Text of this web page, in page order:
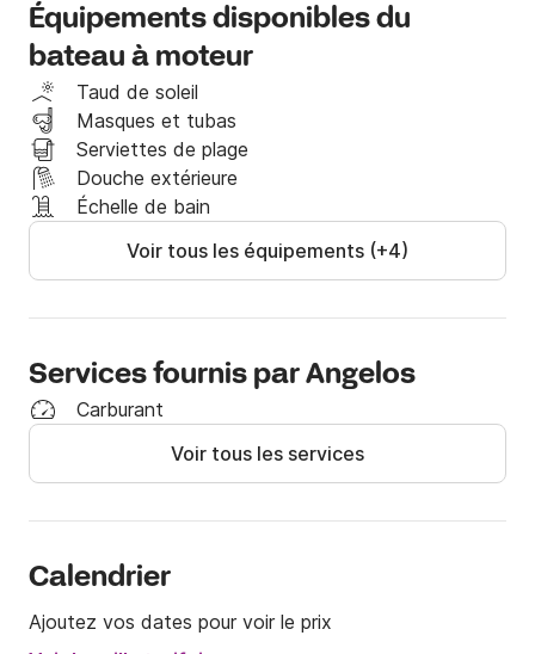
Équipements disponibles du
bateau à moteur
Taud de soleil
Masques et tubas
Serviettes de plage
Douche extérieure
Échelle de bain
Voir tous les équipements (+4)
Services fournis par Angelos
Carburant
Voir tous les services
Calendrier
Ajoutez vos dates pour voir le prix